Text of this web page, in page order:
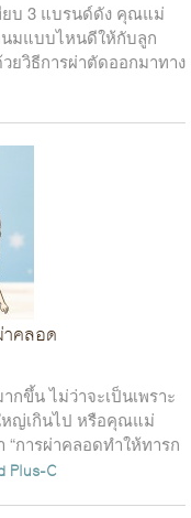
ยบ 3 แบรนด์ดัง คุณแม่
นมแบบไหนดีให้กับลูก
ยวิธีการผ่าตัดออกมาทาง
คลอด
ขึ้น ไม่ว่าจะเป็นเพราะ
ญ่เกินไป หรือคุณแม่
“การผ่าคลอดทำให้ทารก
Plus-C